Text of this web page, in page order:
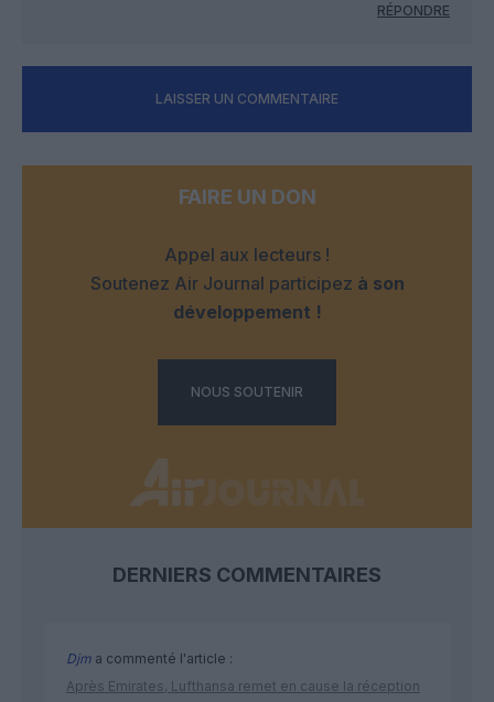
RÉPONDRE
LAISSER UN COMMENTAIRE
FAIRE UN DON
Appel aux lecteurs !
Soutenez Air Journal participez à son
développement !
NOUS SOUTENIR
DERNIERS COMMENTAIRES
Djm a commenté l'article :
Après Emirates, Lufthansa remet en cause la réception